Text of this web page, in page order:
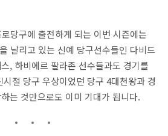
당구에 출전하게 되는 이번 시즌에는
날리고 있는 신예 당구선수들인 다비드
, 하비에르 팔라존 선수들과도 경기를
절 당구 우상이었던 당구 4대천왕과 경
는 것만으로도 이미 기대가 됩니다.